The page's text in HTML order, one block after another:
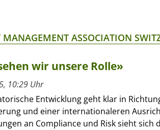
ASSOCIATION
wir unsere Rolle»
10:29 Uhr
Entwicklung geht klar in
und einer internationaleren
an Compliance und Risk sieht sich